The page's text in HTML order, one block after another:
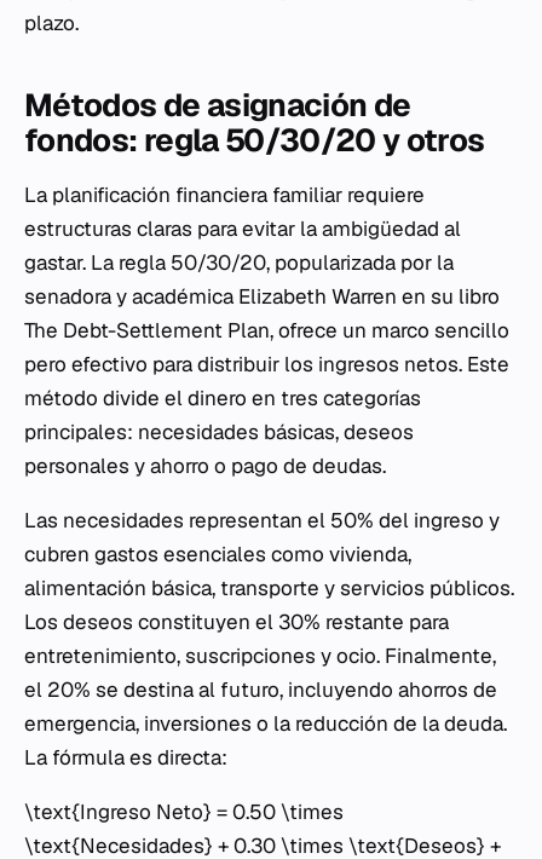
plazo.
Métodos de asignación de
fondos: regla 50/30/20 y otros
La planificación financiera familiar requiere
estructuras claras para evitar la ambigüedad al
gastar. La regla 50/30/20, popularizada por la
senadora y académica Elizabeth Warren en su libro
The Debt-Settlement Plan, ofrece un marco sencillo
pero efectivo para distribuir los ingresos netos. Este
método divide el dinero en tres categorías
principales: necesidades básicas, deseos
personales y ahorro o pago de deudas.
Las necesidades representan el 50% del ingreso y
cubren gastos esenciales como vivienda,
alimentación básica, transporte y servicios públicos.
Los deseos constituyen el 30% restante para
entretenimiento, suscripciones y ocio. Finalmente,
el 20% se destina al futuro, incluyendo ahorros de
emergencia, inversiones o la reducción de la deuda.
La fórmula es directa:
\text{Ingreso Neto} = 0.50 \times
\text{Necesidades} + 0.30 \times \text{Deseos} +